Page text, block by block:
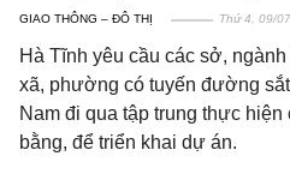
GIAO THÔNG – ĐÔ THỊ Thứ 4, 09/
Hà Tĩnh yêu cầu các sở,
xã, phường có tuyến đường
Nam đi qua tập trung thực
bằng, để triển khai dự án.